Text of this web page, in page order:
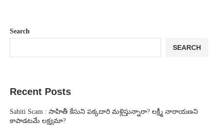
Search
SEARCH
Recent Posts
Sahiti Scam : సాహితీ కేసుని పక్కదారి మళ్లిస్తున్నారా? లక్ష్మీ నారాయణని
కాపాడటమే లక్ష్యమా?